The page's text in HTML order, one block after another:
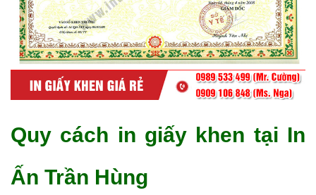
Quy cách in giấy khen tại In
Ấn Trần Hùng